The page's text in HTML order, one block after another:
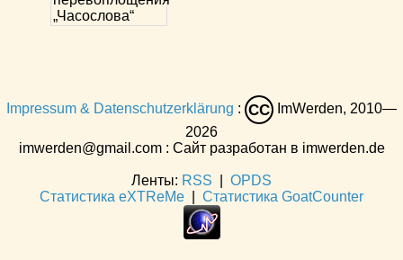
Impressum & Datenschutzerklärung : CC
ImWerden, 2010—
2026
imwerden@gmail.com : Сайт разработан в imwerden.de
Ленты: RSS
OPDS
Статистика eXTReMe
Статистика GoatCounter